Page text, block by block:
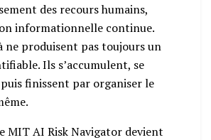
des recours humains,
informationnelle continue.
ne produisent pas toujours un
Ils s’accumulent, se
finissent par organiser le
MIT AI Risk Navigator devient